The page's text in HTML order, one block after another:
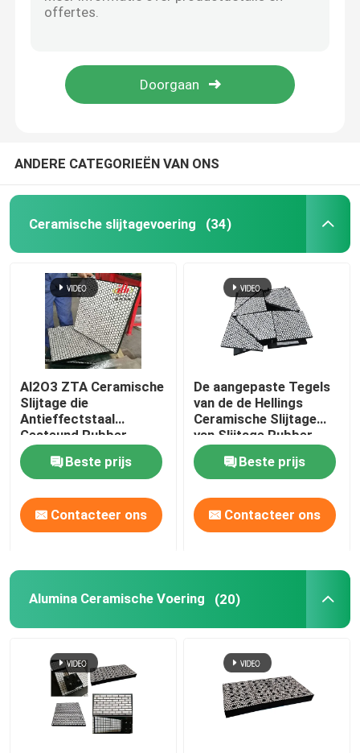
De Bekleding van de transportbandkatrol
de dubbele raad van de verbindingsrok
het bed van het transportbandeffect
polyurethaanblad
Polyurethaanproduct
Ceramische Slijtagetegels
Transportbandreinigingsmachine
ANDERE CATEGORIEËN VAN ONS
Ceramische slijtagevoering (34)
Al2O3 ZTA Ceramische
Slijtage die
Antieffectstaal
Gesteund Rubber
voeren
Beste prijs
Contacteer ons
De aangepaste Tegels
van de de Hellings
Ceramische Slijtage
van Slijtage Rubber
Ceramische Voeringen
Beste prijs
Contacteer ons
Alumina Ceramische Voering (20)